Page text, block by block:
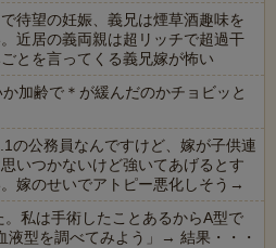
待望の妊娠、義兄は煙草酒趣味を
近居の義両親は超リッチで超過干
とを言ってくる義兄嫁が怖い
加齢で＊が緩んだのかチョビッと
の公務員なんですけど、嫁が子供連
いつかないけど強いてあげるとす
嫁のせいでアトピー悪化しそう→
私は手術したことあるからA型で
型を調べてみよう」→ 結果・・・